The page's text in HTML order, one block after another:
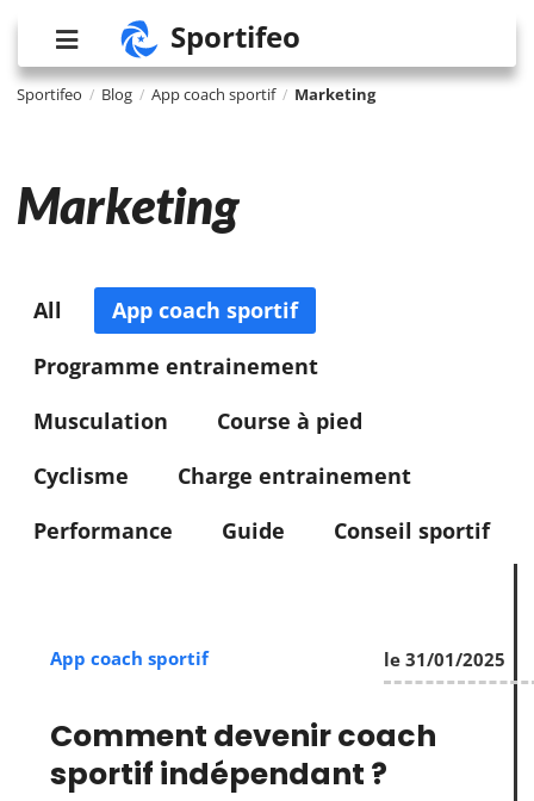
Sportifeo
Sportifeo / Blog / App coach sportif / Marketing
Marketing
All
App coach sportif
Programme entrainement
Musculation
Course à pied
Cyclisme
Charge entrainement
Performance
Guide Conseil sportif
App coach sportif le 31/01/2025
Comment devenir coach
sportif indépendant ?